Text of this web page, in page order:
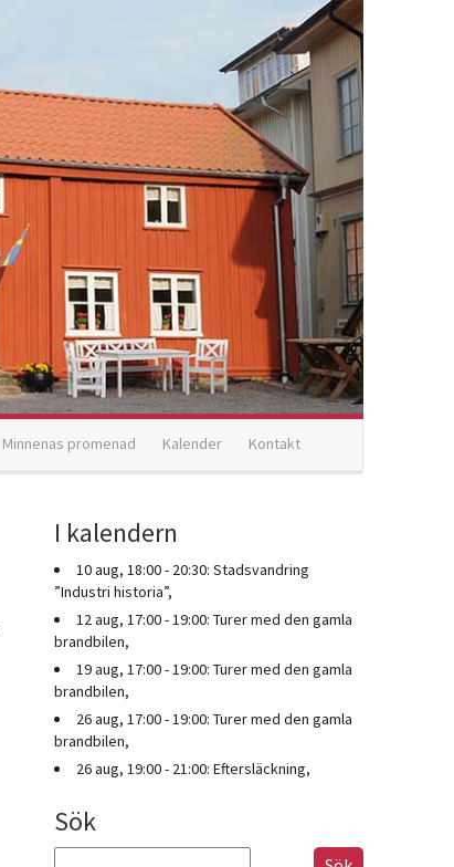
Minnenas promenad Kalender Kontakt
I kalendern
10 aug, 18:00 - 20:30: Stadsvandring
”Industri historia”,
12 aug, 17:00 - 19:00: Turer med den gamla
brandbilen,
19 aug, 17:00 - 19:00: Turer med den gamla
brandbilen,
26 aug, 17:00 - 19:00: Turer med den gamla
brandbilen,
26 aug, 19:00 - 21:00: Eftersläckning,
Sök